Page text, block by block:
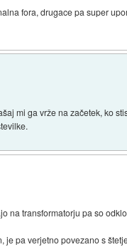
fora, drugace pa super
mi ga vrže na začetek, ko
na transformatorju pa so
je pa verjetno povezano s